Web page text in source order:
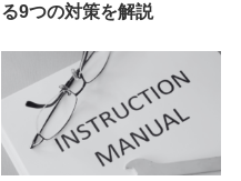
る9つの対策を解説